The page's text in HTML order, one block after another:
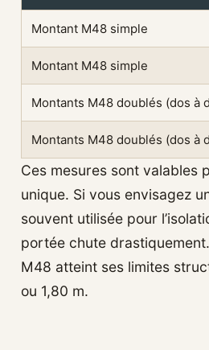
Montant M48 simple
Montant M48 simple
Montants M48 doublés (dos à
Montants M48 doublés (dos à
Ces mesures sont valables
unique. Si vous envisagez
souvent utilisée pour
portée chute
M48 atteint ses limites
ou 1,80 m.